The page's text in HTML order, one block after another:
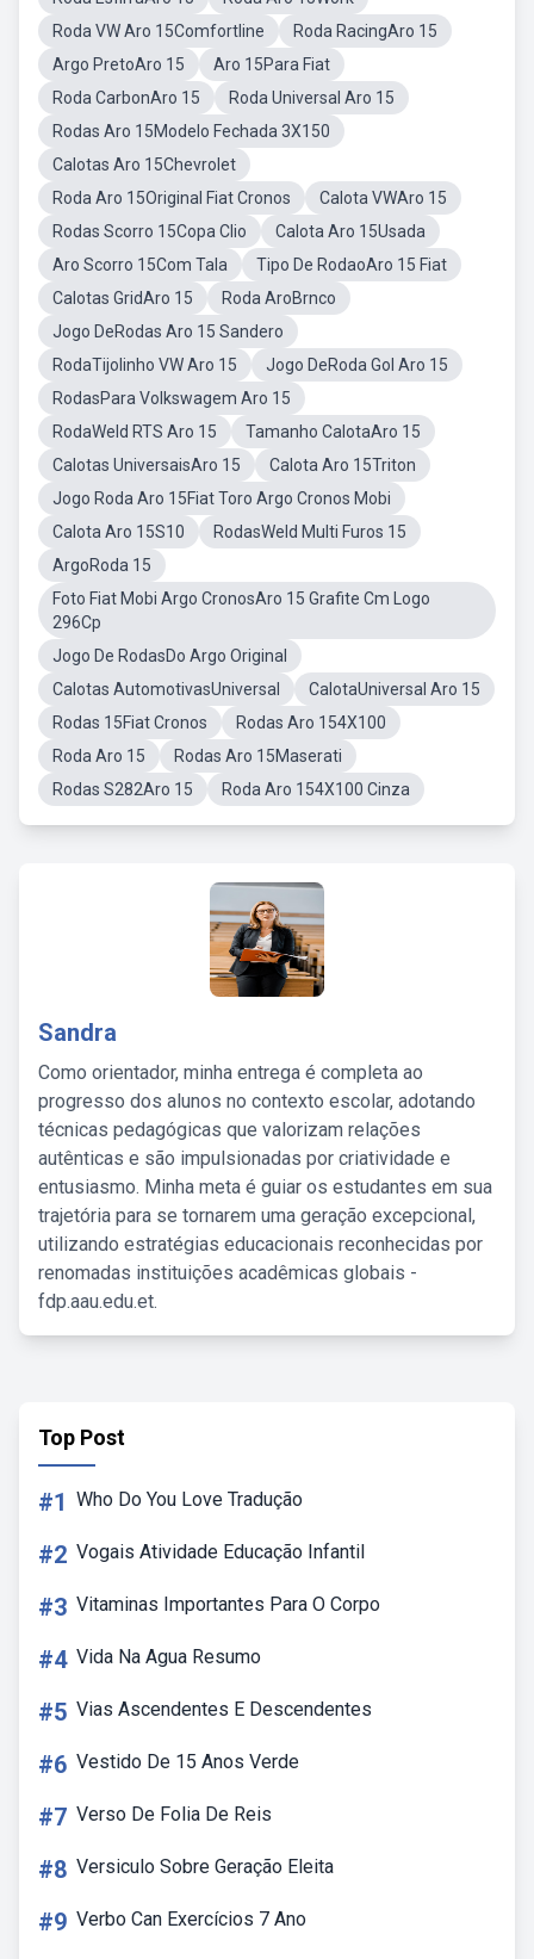
Roda VW Aro 15Comfortline
Roda RacingAro 15
Argo PretoAro 15
Aro 15Para Fiat
Roda CarbonAro 15
Roda Universal Aro 15
Rodas Aro 15Modelo Fechada 3X150
Calotas Aro 15Chevrolet
Roda Aro 15Original Fiat Cronos
Calota VWAro 15
Rodas Scorro 15Copa Clio
Calota Aro 15Usada
Aro Scorro 15Com Tala
Tipo De RodaoAro 15 Fiat
Calotas GridAro 15
Roda AroBrnco
Jogo DeRodas Aro 15 Sandero
RodaTijolinho VW Aro 15
Jogo DeRoda Gol Aro 15
RodasPara Volkswagem Aro 15
RodaWeld RTS Aro 15
Tamanho CalotaAro 15
Calotas UniversaisAro 15
Calota Aro 15Triton
Jogo Roda Aro 15Fiat Toro Argo Cronos Mobi
Calota Aro 15S10
RodasWeld Multi Furos 15
ArgoRoda 15
Foto Fiat Mobi Argo CronosAro 15 Grafite Cm Logo
296Cp
Jogo De RodasDo Argo Original
Calotas AutomotivasUniversal
CalotaUniversal Aro 15
Rodas 15Fiat Cronos
Rodas Aro 154X100
Roda Aro 15
Rodas Aro 15Maserati
Rodas S282Aro 15
Roda Aro 154X100 Cinza
Sandra
Como orientador, minha entrega é completa ao
progresso dos alunos no contexto escolar, adotando
técnicas pedagógicas que valorizam relações
autênticas e são impulsionadas por criatividade e
entusiasmo. Minha meta é guiar os estudantes em sua
trajetória para se tornarem uma geração excepcional,
utilizando estratégias educacionais reconhecidas por
renomadas instituições acadêmicas globais -
fdp.aau.edu.et.
Top Post
#1 Who Do You Love Tradução
#2 Vogais Atividade Educação Infantil
#3 Vitaminas Importantes Para O Corpo
#4 Vida Na Agua Resumo
#5 Vias Ascendentes E Descendentes
#6 Vestido De 15 Anos Verde
#7 Verso De Folia De Reis
#8 Versiculo Sobre Geração Eleita
#9 Verbo Can Exercícios 7 Ano